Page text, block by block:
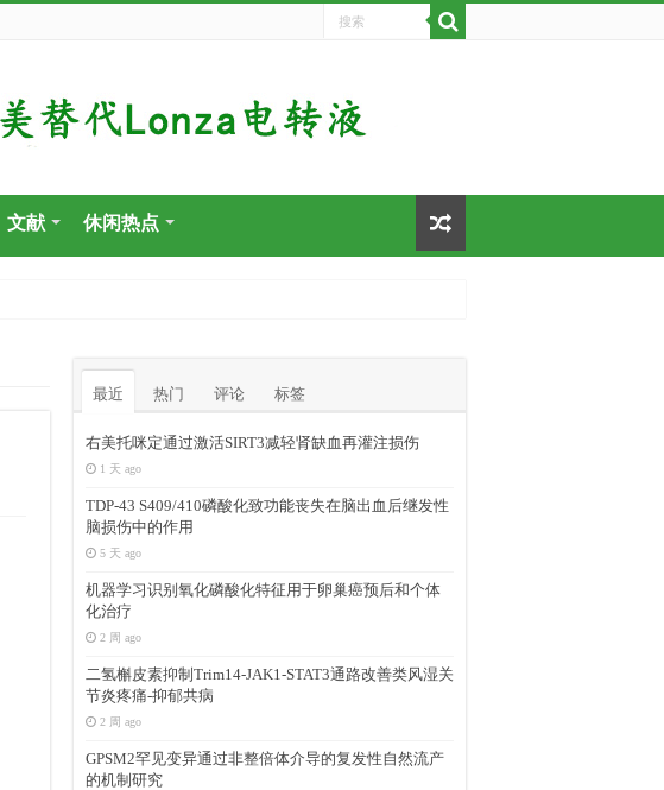
文献 休闲热点
最近 热门 评论 标签
右美托咪定通过激活SIRT3减轻肾缺血再灌注损伤
1 天 ago
TDP-43 S409/410磷酸化致功能丧失在脑出血后继发性
脑损伤中的作用
5 天 ago
机器学习识别氧化磷酸化特征用于卵巢癌预后和个体
化治疗
2 周 ago
二氢槲皮素抑制Trim14-JAK1-STAT3通路改善类风湿关
节炎疼痛-抑郁共病
2 周 ago
GPSM2罕见变异通过非整倍体介导的复发性自然流产
的机制研究